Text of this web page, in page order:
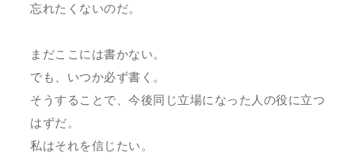
忘れたくないのだ。
まだここには書かない。
でも、いつか必ず書く。
そうすることで、今後同じ立場になった人の役に立つ
はずだ。
私はそれを信じたい。